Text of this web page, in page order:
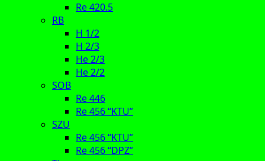
Re 420.5
RB
H 1/2
H 2/3
He 2/3
He 2/2
SOB
Re 446
Re 456 “KTU”
SZU
Re 456 “KTU”
Re 456 “DPZ”